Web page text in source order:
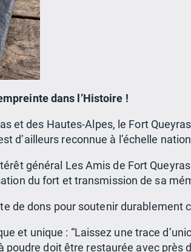
dans l’Histoire !
et des Hautes-Alpes, le Fort
d’ailleurs reconnue à l’échelle
général Les Amis de Fort
du fort et transmission de sa
de dons pour soutenir
et unique : “Laissez une trace
poudre doit être restaurée avec près